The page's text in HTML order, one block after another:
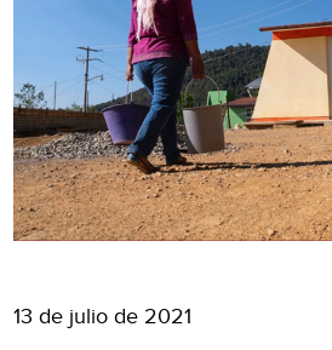
13 de julio de 2021